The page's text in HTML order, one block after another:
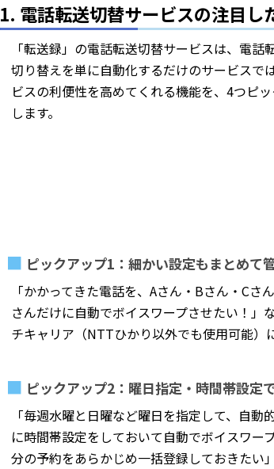
1. 電話転送切替サービスの注目し
「転送録」の電話転送切替サービスは、電話
切り替えを単に自動化するだけのサービスで
ビスの利便性を高めてくれる機能を、4つピ
します。
ピックアップ1：細かい設定もまとめて
「かかってきた電話を、Aさん・Bさん・C
さんだけに自動でボイスワープさせたい！」
チキャリア（NTTひかり以外でも使用可能）
ピックアップ2：曜日指定・時間帯設定
「毎週水曜と日曜など曜日を指定して、自
に時間帯設定をしておいて自動でボイスワ
分の予約をあらかじめ一括登録しておきたい